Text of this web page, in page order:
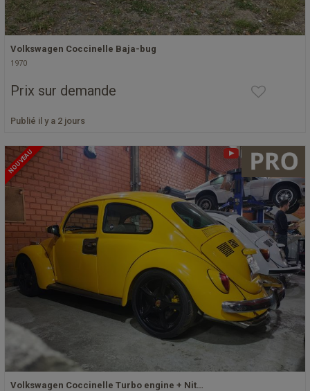
Volkswagen Coccinelle Baja-bug
1970
Prix sur demande
Publié il y a 2 jours
NOUVEAU
Volkswagen Coccinelle Turbo engine + Nit…